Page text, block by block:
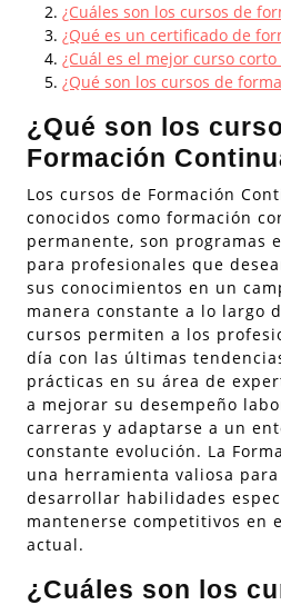
¿Cuáles son los cursos de
¿Qué es un certificado de
¿Cuál es el mejor curso
¿Qué son los cursos de
¿Qué son los
Formación
Los cursos de Formación
conocidos como formación
permanente, son programas
para profesionales que
sus conocimientos en un
manera constante a lo largo
cursos permiten a los
día con las últimas
prácticas en su área de
a mejorar su desempeño
carreras y adaptarse a un
constante evolución. La
una herramienta valiosa
desarrollar habilidades
mantenerse competitivos en
actual.
¿Cuáles son los